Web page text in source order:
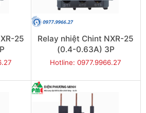
25
Relay nhiệt Chint NXR-25
(0.4-0.63A) 3P
Hotline: 0977.9966.27